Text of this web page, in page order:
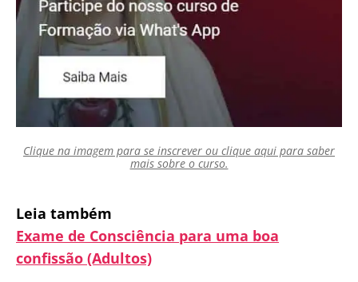
Clique na imagem para se inscrever ou clique aqui para saber
mais sobre o curso.
Leia também
Exame de Consciência para uma boa
confissão (Adultos)